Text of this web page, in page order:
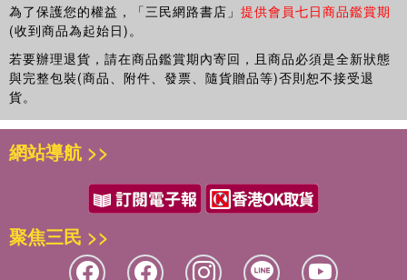
為了保護您的權益，「三民網路書店」 提供會員七日商品鑑賞期
(收到商品為起始日)。
若要辦理退貨，請在商品鑑賞期內寄回，且商品必須是全新狀態
與完整包裝(商品、附件、發票、隨貨贈品等)否則恕不接受退
貨。
網站導航 >>
聚焦三民 >>